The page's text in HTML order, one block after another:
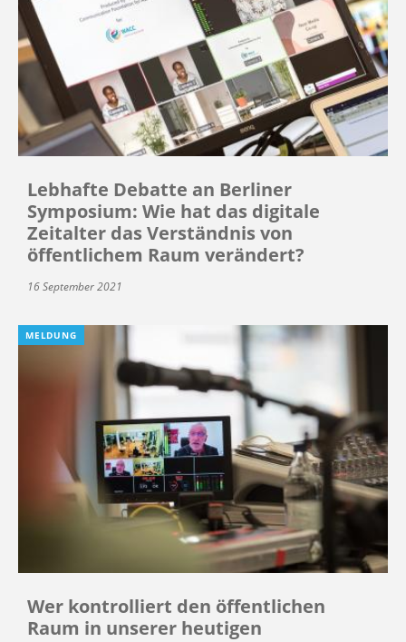
Lebhafte Debatte an Berliner
Symposium: Wie hat das digitale
Zeitalter das Verständnis von
öffentlichem Raum verändert?
16 September 2021
MELDUNG
Wer kontrolliert den öffentlichen
Raum in unserer heutigen